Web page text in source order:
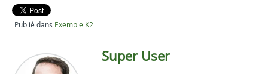
Publié dans Exemple K2
Super User